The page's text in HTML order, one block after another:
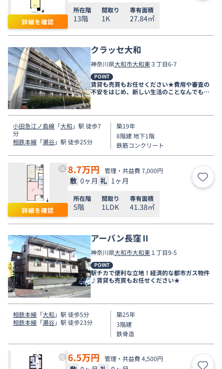
詳細を確認
所在階
13階
間取り
1K
専有面積
27.84㎡
クラッセ大和
神奈川県大和市大和東３丁目6-7
POINT
賃貸も売買もお任せください★費用や審査の
不安をはじめ、新しい生活のことなんでもご
相談ください。
小田急江ノ島線 「大和 」駅 徒歩7
分
相鉄本線 「瀬谷」駅 徒歩25分
築19年
8階建 地下1階
鉄筋コンクリート
詳細を確認
8.7万円 管理・共益費 7,000円
敷 0ヶ月 礼 1ヶ月 お気
所在階
5階
間取り
1LDK
専有面積
41.38㎡
アーバン長窪Ⅱ
神奈川県大和市大和東１丁目9-5
POINT
駅チカで便利な立地！経済的な都市ガス物件
♪賃貸も売買もお任せください★
相鉄本線 「大和 」駅 徒歩5分
相鉄本線 「瀬谷」駅 徒歩23分
築25年
3階建
鉄骨造
6.5万円 管理・共益費 4,500円